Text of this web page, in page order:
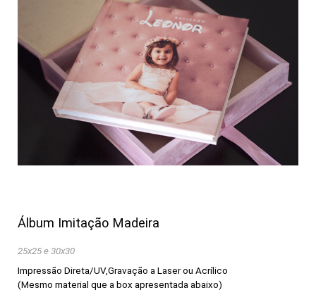
Álbum Imitação Madeira
25x25 e 30x30
Impressão Direta/UV,Gravação a Laser ou Acrílico
(Mesmo material que a box apresentada abaixo)